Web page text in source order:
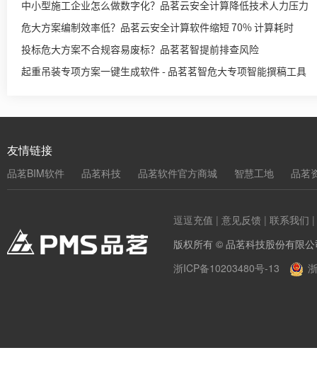
中小型施工企业怎么做数字化？品茗云安全计算降低技术人力压力
危大方案编制效率低？品茗云安全计算软件缩短 70% 计算耗时
投标危大方案不合规容易废标？品茗茗智提前排查风险
起重吊装专项方案一键生成软件 - 品茗茗智危大专项智能撰稿工具
友情链接
品茗BIM软件 品茗科技 品茗软件官方商城 智慧工地 品茗
逗逗充值 | 意见反馈 | 联系我们 |
版权所有 © 品茗科技股份有限
浙ICP备10203480号-13